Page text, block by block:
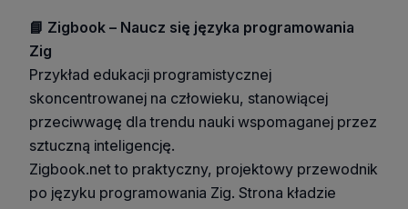
📘 Zigbook – Naucz się języka programowania
Zig
Przykład edukacji programistycznej
skoncentrowanej na człowieku, stanowiącej
przeciwwagę dla trendu nauki wspomaganej przez
sztuczną inteligencję.
Zigbook.net to praktyczny, projektowy przewodnik
po języku programowania Zig. Strona kładzie